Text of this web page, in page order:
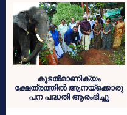
കൂടല്‍മാണിക്യം
ക്ഷേത്രത്തില്‍ ആനയ്‌ക്കൊരു
പന പദ്ധതി ആരംഭിച്ചു